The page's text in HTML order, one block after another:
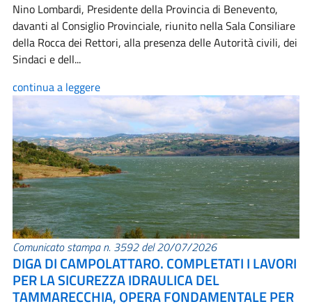
Nino Lombardi, Presidente della Provincia di Benevento,
davanti al Consiglio Provinciale, riunito nella Sala Consiliare
della Rocca dei Rettori, alla presenza delle Autorità civili, dei
Sindaci e dell...
continua a leggere
Comunicato stampa n. 3592 del 20/07/2026
DIGA DI CAMPOLATTARO. COMPLETATI I LAVORI
PER LA SICUREZZA IDRAULICA DEL
TAMMARECCHIA, OPERA FONDAMENTALE PER